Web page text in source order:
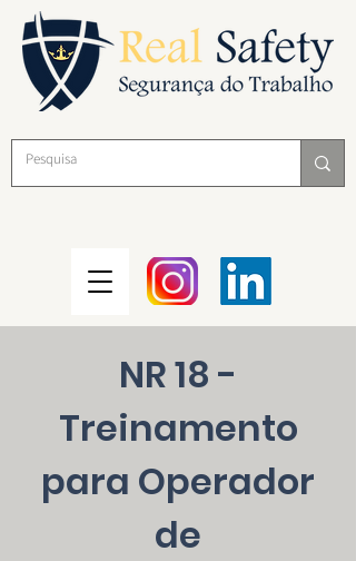
NR 18 -
Treinamento
para Operador
de